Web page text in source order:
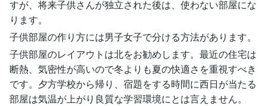
すが、将来子供さんが独立された後は、使わない部屋にな
ります。
子供部屋の作り方には男子女子で分ける方法があります。
子供部屋のレイアウトは北をお勧めします。最近の住宅は
断熱、気密性が高いので冬よりも夏の快適さを重視すべき
です。夕方学校から帰り、宿題をする時間に西日が当たる
部屋は気温が上がり良質な学習環境にとは言えません。